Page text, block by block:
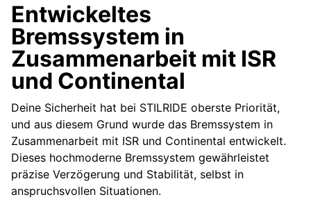
Entwickeltes
Bremssystem in
Zusammenarbeit mit ISR
und Continental
Deine Sicherheit hat bei STILRIDE oberste Priorität,
und aus diesem Grund wurde das Bremssystem in
Zusammenarbeit mit ISR und Continental entwickelt.
Dieses hochmoderne Bremssystem gewährleistet
präzise Verzögerung und Stabilität, selbst in
anspruchsvollen Situationen.